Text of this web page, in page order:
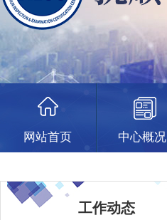
网站首页 中心概况
工作动态